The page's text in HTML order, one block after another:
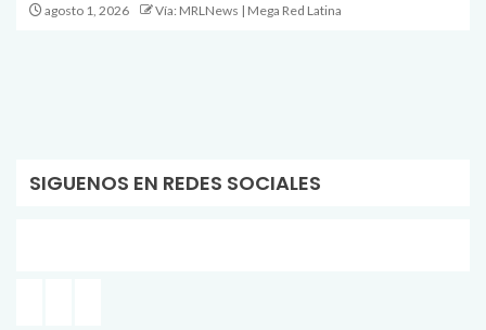
agosto 1, 2026 Vía: MRLNews | Mega Red Latina
SIGUENOS EN REDES SOCIALES